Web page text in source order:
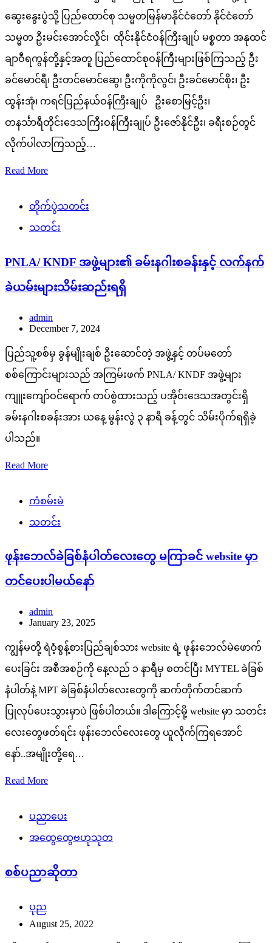
ဆွေးနွေးပွဲသို့ ပြည်ထောင်စု သမ္မတမြန်မာနိုင်ငံတော် နိုင်ငံတော်
သမ္မတ ဦးမင်းအောင်လှိုင်၊ ထိုင်းနိုင်ငံဝန်ကြီးချုပ် မစ္စတာ အနုထင်
ချာဝီရကွန်တို့နှင့်အတူ ပြည်ထောင်စုဝန်ကြီးများဖြစ်ကြသည့် ဦး
ခင်မောင်ရီ၊ ဦးတင်မောင်ဆွေ၊ ဦးကိုကိုလွင်၊ ဦးခင်မောင်စိုး၊ ဦး
ထွန်းအုံ၊ ကရင်ပြည်နယ်ဝန်ကြီးချုပ် ဦးစောမြင့်ဦး၊
တနင်္သာရီတိုင်းဒေသကြီးဝန်ကြီးချုပ် ဦးဇော်နိုင်ဦး၊ ခရီးစဉ်တွင်
လိုက်ပါလာကြသည့်…
Read More
တိုက်ပွဲသတင်း
သတင်း
PNLA/ KNDF အဖွဲ့များ၏ ခမ်းနဂါးစခန်းနှင့် လက်နက်
ခဲယမ်းများသိမ်းဆည်းရရှိ
admin
December 7, 2024
ပြည်သူ့စစ်မှ ခွန်မျိုးချစ် ဦးဆောင်တဲ့ အဖွဲ့နှင့် တပ်မတော်
စစ်ကြောင်းများသည် အကြမ်းဖက် PNLA/ KNDF အဖွဲ့များ
ကျူးကျော်ဝင်ရောက် တပ်စွဲထားသည့် ပအိုဝ်းဒေသအတွင်းရှိ
ခမ်းနဂါးစခန်းအား ယနေ့ မွန်းလွဲ ၃ နာရီ ခန့်တွင် သိမ်းပိုက်ရရှိခဲ့
ပါသည်။
Read More
ကံစမ်းမဲ
သတင်း
ဖုန်းဘေလ်ခဲခြစ်နံပါတ်လေးတွေ မကြာခင် website မှာ
တင်ပေးပါမယ်နော်
admin
January 23, 2025
ကျွန်မတို့ ရဲဝံ့စွန့်စားပြည်ချစ်သား website ရဲ့ ဖုန်းဘေလ်မဲဖောက်
ပေးခြင်း အစီအစဉ်ကို နေ့လည် ၁ နာရီမှ စတင်ပြီး MYTEL ခဲခြစ်
နံပါတ်နဲ့ MPT ခဲခြစ်နံပါတ်လေးတွေကို ဆက်တိုက်တင်ဆက်
ပြုလုပ်ပေးသွားမှာပဲ ဖြစ်ပါတယ်။ ဒါကြောင့်မို့ website မှာ သတင်း
လေးတွေဖတ်ရင်း ဖုန်းဘေလ်လေးတွေ ယူလိုက်ကြရအောင်
နော်..အမျိုးတို့ရေ…
Read More
ပညာပေး
အထွေထွေဗဟုသုတ
စစ်ပညာဆိုတာ
ပုည
August 25, 2022